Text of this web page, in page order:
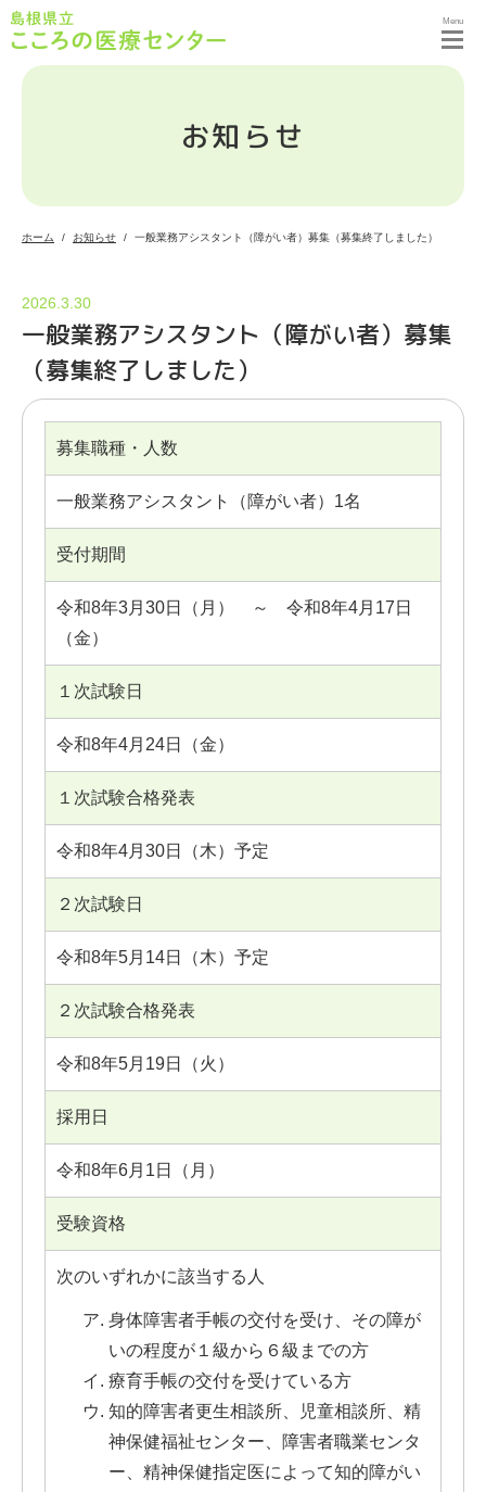
Menu
お知らせ
ホーム お知らせ 一般業務アシスタント（障がい者）募集（募集終了しました）
2026.3.30
一般業務アシスタント（障がい者）募集
（募集終了しました）
募集職種・人数
一般業務アシスタント（障がい者）1名
受付期間
令和8年3月30日（月） ～ 令和8年4月17日
（金）
１次試験日
令和8年4月24日（金）
１次試験合格発表
令和8年4月30日（木）予定
２次試験日
令和8年5月14日（木）予定
２次試験合格発表
令和8年5月19日（火）
採用日
令和8年6月1日（月）
受験資格
次のいずれかに該当する人
身体障害者手帳の交付を受け、その障が
いの程度が１級から６級までの方
療育手帳の交付を受けている方
知的障害者更生相談所、児童相談所、精
神保健福祉センター、障害者職業センタ
ー、精神保健指定医によって知的障がい